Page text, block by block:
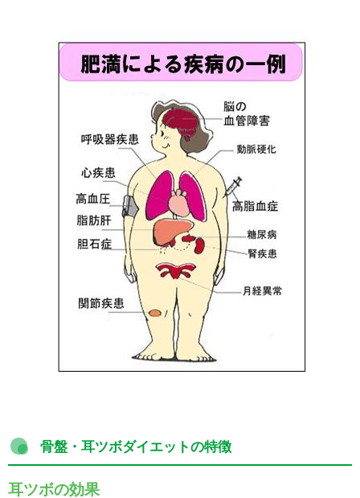
骨盤・耳ツボダイエットの特徴
耳ツボの効果